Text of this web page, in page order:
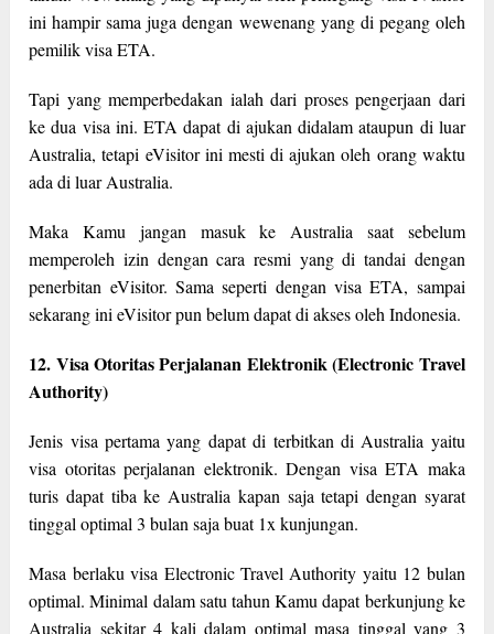
ini hampir sama juga dengan wewenang yang di pegang oleh
pemilik visa ETA.
Tapi yang memperbedakan ialah dari proses pengerjaan dari
ke dua visa ini. ETA dapat di ajukan didalam ataupun di luar
Australia, tetapi eVisitor ini mesti di ajukan oleh orang waktu
ada di luar Australia.
Maka Kamu jangan masuk ke Australia saat sebelum
memperoleh izin dengan cara resmi yang di tandai dengan
penerbitan eVisitor. Sama seperti dengan visa ETA, sampai
sekarang ini eVisitor pun belum dapat di akses oleh Indonesia.
12. Visa Otoritas Perjalanan Elektronik (Electronic Travel
Authority)
Jenis visa pertama yang dapat di terbitkan di Australia yaitu
visa otoritas perjalanan elektronik. Dengan visa ETA maka
turis dapat tiba ke Australia kapan saja tetapi dengan syarat
tinggal optimal 3 bulan saja buat 1x kunjungan.
Masa berlaku visa Electronic Travel Authority yaitu 12 bulan
optimal. Minimal dalam satu tahun Kamu dapat berkunjung ke
Australia sekitar 4 kali dalam optimal masa tinggal yang 3